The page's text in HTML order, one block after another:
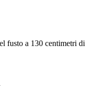
fusto a 130 centimetri di